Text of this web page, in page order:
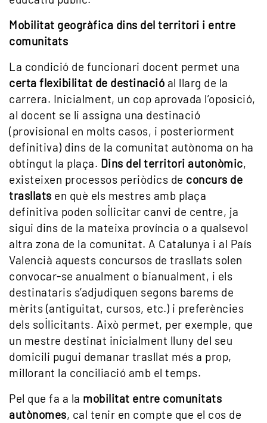
Mobilitat geogràfica dins del territori i entre
comunitats
La condició de funcionari docent permet una
certa flexibilitat de destinació al llarg de la
carrera. Inicialment, un cop aprovada l’oposició,
al docent se li assigna una destinació
(provisional en molts casos, i posteriorment
definitiva) dins de la comunitat autònoma on ha
obtingut la plaça. Dins del territori autonòmic,
existeixen processos periòdics de concurs de
trasllats en què els mestres amb plaça
definitiva poden sol·licitar canvi de centre, ja
sigui dins de la mateixa província o a qualsevol
altra zona de la comunitat. A Catalunya i al País
Valencià aquests concursos de trasllats solen
convocar-se anualment o bianualment, i els
destinataris s’adjudiquen segons barems de
mèrits (antiguitat, cursos, etc.) i preferències
dels sol·licitants. Això permet, per exemple, que
un mestre destinat inicialment lluny del seu
domicili pugui demanar trasllat més a prop,
millorant la conciliació amb el temps.
Pel que fa a la mobilitat entre comunitats
autònomes, cal tenir en compte que el cos de